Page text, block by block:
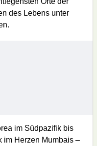
des Lebens unter
im Südpazifik bis
im Herzen Mumbais –